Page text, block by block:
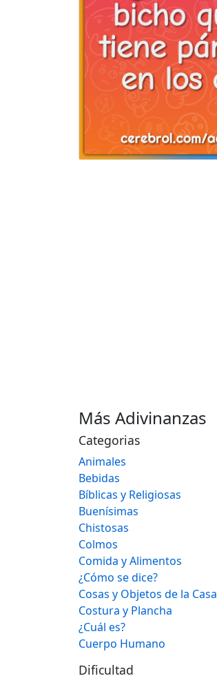
Más Adivinanzas
Categorias
Animales
Bebidas
Bíblicas y Religiosas
Buenísimas
Chistosas
Colmos
Comida y Alimentos
¿Cómo se dice?
Cosas y Objetos de la Casa
Costura y Plancha
¿Cuál es?
Cuerpo Humano
Dificultad